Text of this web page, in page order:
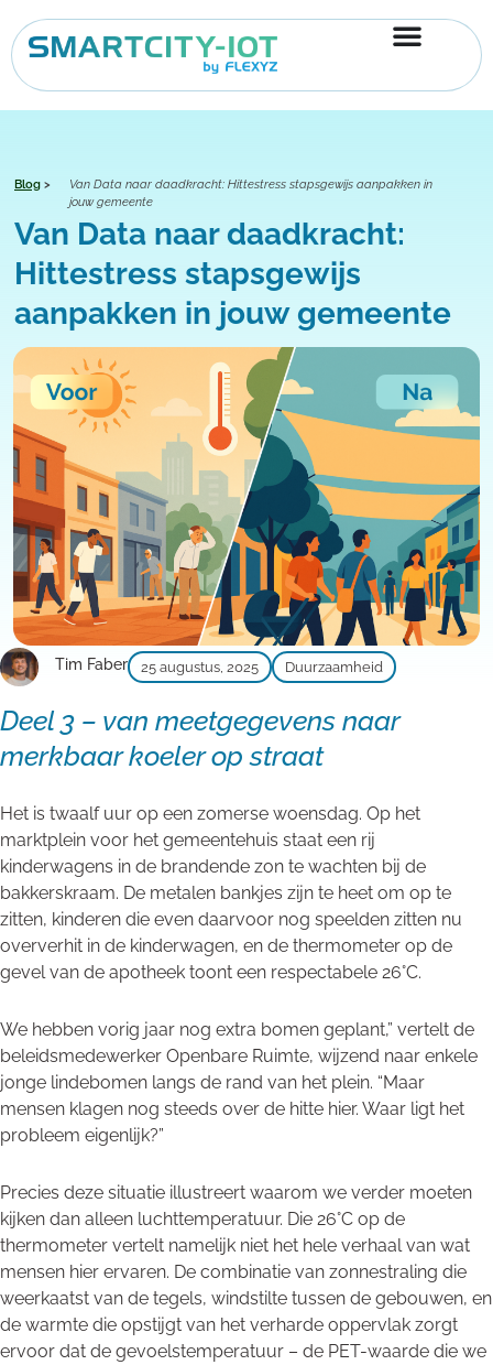
naar
de
inhoud
Blog >
Van Data naar daadkracht: Hittestress stapsgewijs aanpakken in
jouw gemeente
Van Data naar daadkracht:
Hittestress stapsgewijs
aanpakken in jouw gemeente
Tim Faber 25 augustus, 2025 Duurzaamheid
Deel 3 – van meetgegevens naar
merkbaar koeler op straat
Het is twaalf uur op een zomerse woensdag. Op het
marktplein voor het gemeentehuis staat een rij
kinderwagens in de brandende zon te wachten bij de
bakkerskraam. De metalen bankjes zijn te heet om op te
zitten, kinderen die even daarvoor nog speelden zitten nu
oververhit in de kinderwagen, en de thermometer op de
gevel van de apotheek toont een respectabele 26°C.
We hebben vorig jaar nog extra bomen geplant,” vertelt de
beleidsmedewerker Openbare Ruimte, wijzend naar enkele
jonge lindebomen langs de rand van het plein. “Maar
mensen klagen nog steeds over de hitte hier. Waar ligt het
probleem eigenlijk?”
Precies deze situatie illustreert waarom we verder moeten
kijken dan alleen luchttemperatuur. Die 26°C op de
thermometer vertelt namelijk niet het hele verhaal van wat
mensen hier ervaren. De combinatie van zonnestraling die
weerkaatst van de tegels, windstilte tussen de gebouwen, en
de warmte die opstijgt van het verharde oppervlak zorgt
ervoor dat de gevoelstemperatuur – de PET-waarde die we